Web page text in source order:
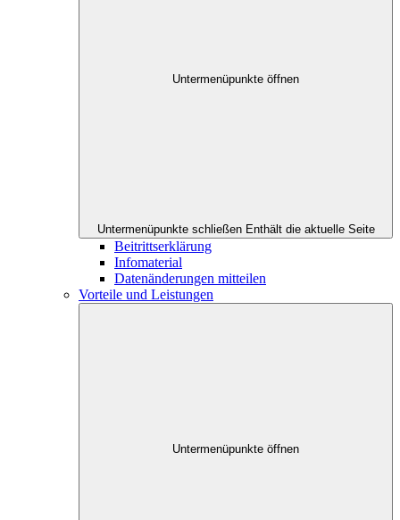
Untermenüpunkte öffnen
Untermenüpunkte schließen Enthält die aktuelle Seite
Beitrittserklärung
Infomaterial
Datenänderungen mitteilen
Vorteile und Leistungen
Untermenüpunkte öffnen